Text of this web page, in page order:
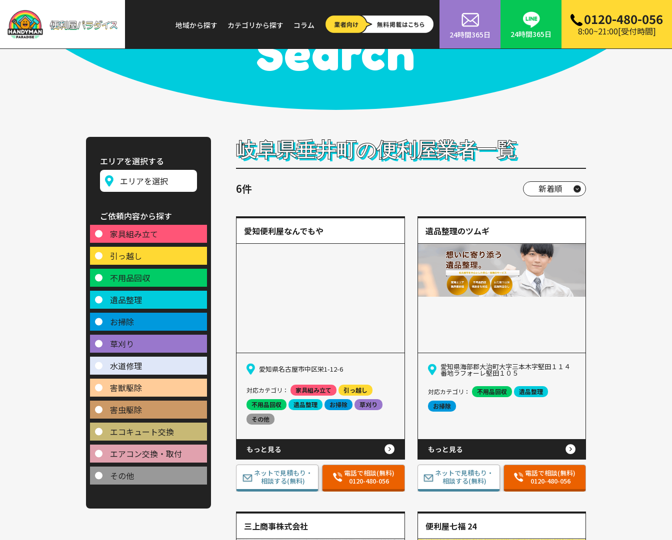
地域から探す カテゴリから探す
コラム
24時間365日
24時間365日
0120-480-056
8:00~21:00[受付時間]
Search
岐阜県垂井町の便利屋業者一覧
6件
愛知便利屋なんでもや
愛知県名古屋市中区栄1-12-6
対応カテゴリ： 家具組み立て
引っ越し
不用品回収
遺品整理 お掃除
草刈り
その他
もっと見る
ネットで見積もり・
相談する(無料)
電話で相談(無料)
0120-480-056
遺品整理のツムギ
愛知県海部郡大治町大字三本木字堅田１１４
番地ラフォーレ堅田１０５
対応カテゴリ： 不用品回収
遺品整理
お掃除
もっと見る
ネットで見積もり・
相談する(無料)
電話で相談(無料)
0120-480-056
三上商事株式会社 便利屋七福 24
エリアを選択する
ご依頼内容から探す
家具組み立て
引っ越し
不用品回収
遺品整理
お掃除
草刈り
水道修理
害獣駆除
害虫駆除
エコキュート交換
エアコン交換・取付
その他